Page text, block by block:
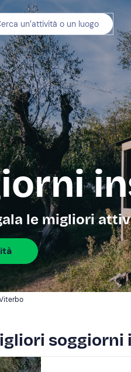
un’attività o un luogo
le migliori
soggiorni